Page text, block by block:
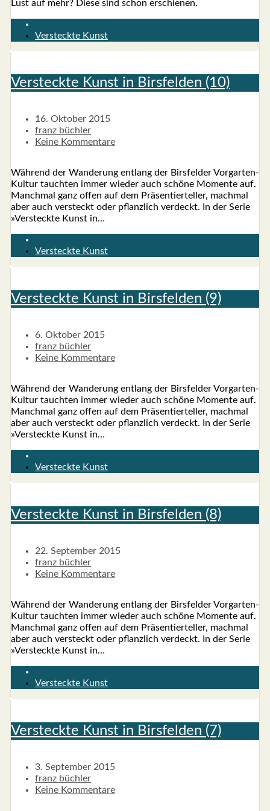
Lust auf mehr? Die­se sind schon erschie­nen.
Versteckte Kunst
Ver­steck­te Kunst in Birs­fel­den (10)
16. Oktober 2015
franz büchler
Keine Kommentare
Wäh­rend der Wan­de­rung ent­lang der Birs­fel­der Vor­­­gar­­ten-
Kul­­tur tauch­ten immer wie­der auch schö­ne Momen­te auf.
Manch­mal ganz offen auf dem Prä­sen­tier­tel­ler, mach­mal
aber auch ver­steckt oder pflanz­lich ver­deckt. In der Serie
»Ver­steck­te Kunst in…
Versteckte Kunst
Ver­steck­te Kunst in Birs­fel­den (9)
6. Oktober 2015
franz büchler
Keine Kommentare
Wäh­rend der Wan­de­rung ent­lang der Birs­fel­der Vor­­­gar­­ten-
Kul­­tur tauch­ten immer wie­der auch schö­ne Momen­te auf.
Manch­mal ganz offen auf dem Prä­sen­tier­tel­ler, mach­mal
aber auch ver­steckt oder pflanz­lich ver­deckt. In der Serie
»Ver­steck­te Kunst in…
Versteckte Kunst
Ver­steck­te Kunst in Birs­fel­den (8)
22. September 2015
franz büchler
Keine Kommentare
Wäh­rend der Wan­de­rung ent­lang der Birs­fel­der Vor­­­gar­­ten-
Kul­­tur tauch­ten immer wie­der auch schö­ne Momen­te auf.
Manch­mal ganz offen auf dem Prä­sen­tier­tel­ler, mach­mal
aber auch ver­steckt oder pflanz­lich ver­deckt. In der Serie
»Ver­steck­te Kunst in…
Versteckte Kunst
Ver­steck­te Kunst in Birs­fel­den (7)
3. September 2015
franz büchler
Keine Kommentare